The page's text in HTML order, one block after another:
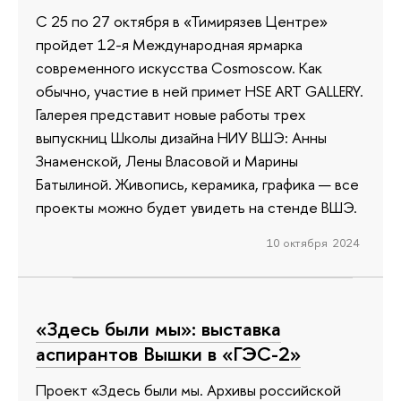
С 25 по 27 октября в «Тимирязев Центре»
пройдет 12-я Международная ярмарка
современного искусства Cosmoscow. Как
обычно, участие в ней примет HSE ART GALLERY.
Галерея представит новые работы трех
выпускниц Школы дизайна НИУ ВШЭ: Анны
Знаменской, Лены Власовой и Марины
Батылиной. Живопись, керамика, графика — все
проекты можно будет увидеть на стенде ВШЭ.
10 октября 2024
«Здесь были мы»: выставка
аспирантов Вышки в «ГЭС-2»
Проект «Здесь были мы. Архивы российской